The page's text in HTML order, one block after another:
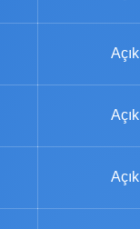
Açık
Açık
Açık